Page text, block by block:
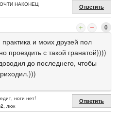
НАКОНЕЦ
Ответить
0
и моих друзей пол
проездить с такой гранатой))))
до последнего, чтобы
ноги нет!
люк
Ответить